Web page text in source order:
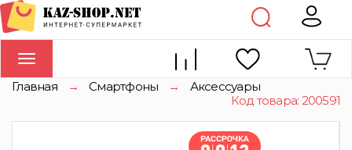
Toggle
navigation
Главная → Смартфоны →
Аксессуары
Код товара: 200591